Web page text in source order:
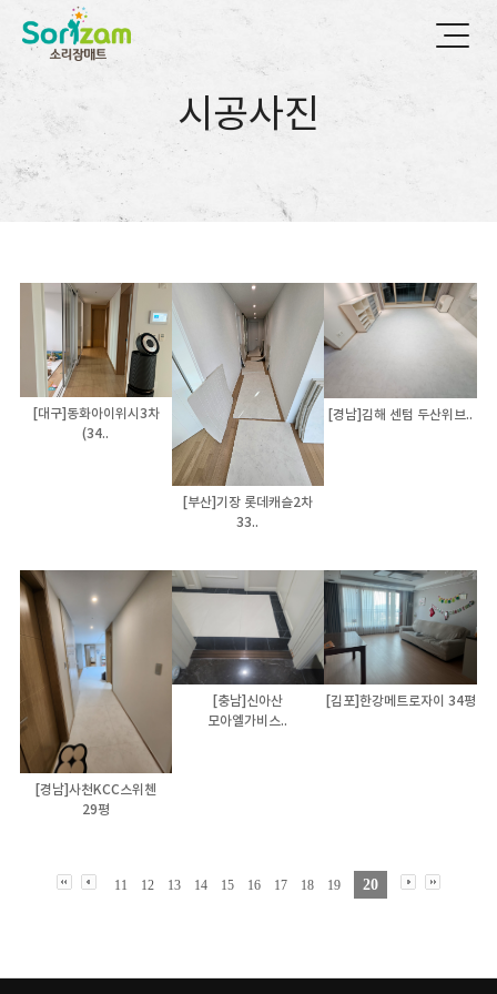
시공사진
[대구]동화아이위시3차
(34..
[부산]기장 롯데캐슬2차
33..
[경남]김해 센텀 두산위브..
[경남]사천KCC스위첸
29평
[충남]신아산
모아엘가비스..
[김포]한강메트로자이 34평
11 12 13 14 15 16 17 18 19 20